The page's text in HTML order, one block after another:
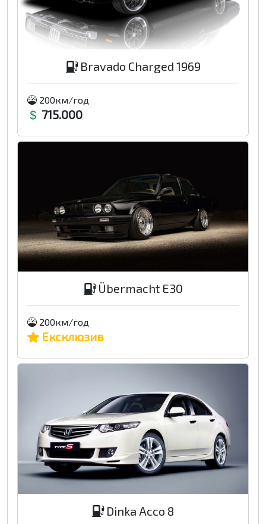
Bravado Charged 1969
200км/год
715.000
Übermacht E30
200км/год
Ексклюзив
Dinka Acco 8